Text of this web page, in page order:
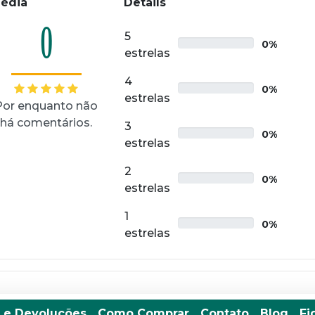
0
enquanto não
há comentários.
5
estrelas
0%
4
estrelas
0%
3
estrelas
0%
2
estrelas
0%
1
estrelas
0%